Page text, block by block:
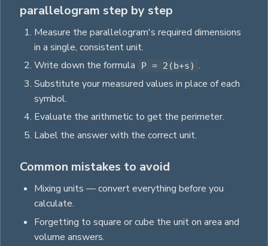
parallelogram step by step
Measure the parallelogram's required dimensions
in a single, consistent unit.
Write down the formula
P = 2(b+s) .
Substitute your measured values in place of each
symbol.
Evaluate the arithmetic to get the perimeter.
Label the answer with the correct unit.
Common mistakes to avoid
Mixing units — convert everything before you
calculate.
Forgetting to square or cube the unit on area and
volume answers.